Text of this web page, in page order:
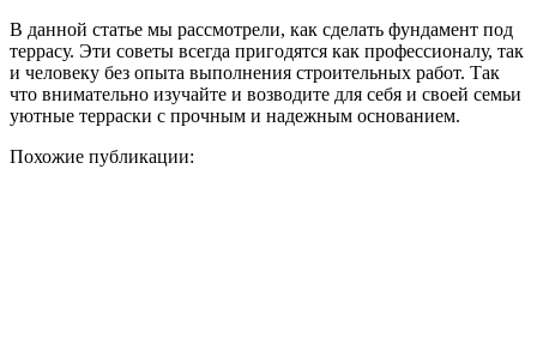
В данной статье мы рассмотрели, как сделать фундамент под
террасу. Эти советы всегда пригодятся как профессионалу, так
и человеку без опыта выполнения строительных работ. Так
что внимательно изучайте и возводите для себя и своей семьи
уютные терраски с прочным и надежным основанием.
Похожие публикации: